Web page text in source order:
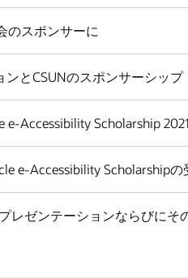
のスポンサーに
とCSUNのスポンサーシップ
e-Accessibility Scholarship 2021
e-Accessibility Scholarshipの
レゼンテーションならびにそ